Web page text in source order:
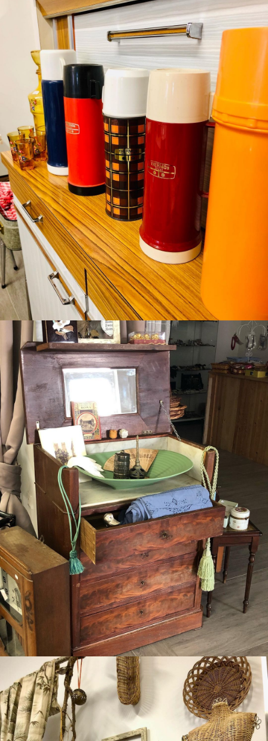
Boutique Mamers
Du vintage, du Formica,du orange,du marron, du canevas,du kitsch,…
Boutique Mamers
Les nouveautés de l’Atelier.